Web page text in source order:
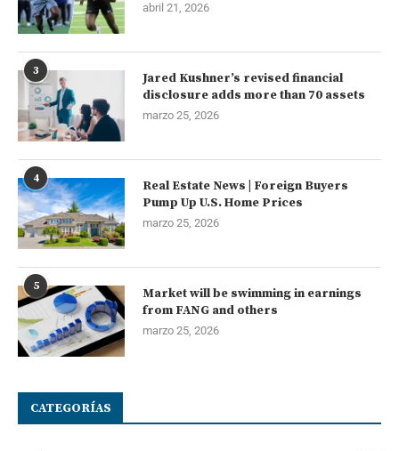
abril 21, 2026
3
Jared Kushner’s revised financial
disclosure adds more than 70 assets
marzo 25, 2026
4
Real Estate News | Foreign Buyers
Pump Up U.S. Home Prices
marzo 25, 2026
5
Market will be swimming in earnings
from FANG and others
marzo 25, 2026
CATEGORÍAS